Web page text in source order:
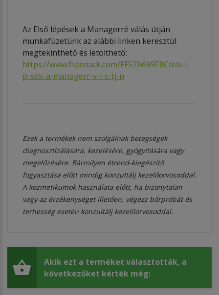
Az Első lépések a Managerré válás útján
munkafüzetünk az alábbi linken keresztül
megtekinthető és letölthető:
https://www.flipsnack.com/FF57A699E8C/els-l-
p-sek-a-managerr-v-l-s-tj-n
Ezek a termékek nem szolgálnak betegségek
diagnosztizálására, kezelésére, gyógyítására vagy
megelőzésére. Bármilyen étrend-kiegészítő
fogyasztása előtt mindig konzultálj kezelőorvosoddal.
A kozmetikumok használata előtt, ha bizonytalan
vagy az érzékenységet illetően, végezz bőrpróbát és
terhesség esetén konzultálj kezelőorvosoddal.
Akik ezt a terméket választották, a
következőket kérték még: